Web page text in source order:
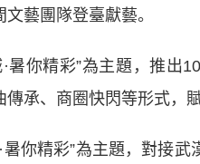
藝團隊登臺獻藝。
你精彩”為主題，推出
承、商圈快閃等形式，賦
精彩”為主題，對接武